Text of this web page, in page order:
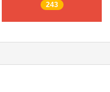
243